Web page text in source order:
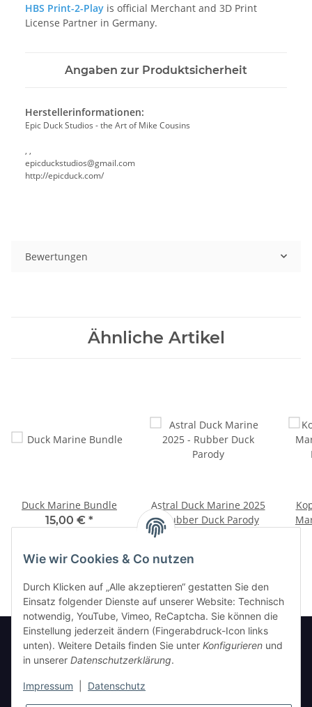
HBS Print-2-Play is official Merchant and 3D Print
License Partner in Germany.
Angaben zur Produktsicherheit
Herstellerinformationen:
Epic Duck Studios - the Art of Mike Cousins
, ,
epicduckstudios@gmail.com
http://epicduck.com/
Bewertungen
Ähnliche Artikel
Duck Marine Bundle
15,00 € *
Astral Duck Marine 2025
- Rubber Duck Parody
Informationen
Wie wir Cookies & Co nutzen
Durch Klicken auf „Alle akzeptieren“ gestatten Sie den
Einsatz folgender Dienste auf unserer Website: Technisch
notwendig, YouTube, Vimeo, ReCaptcha. Sie können die
Einstellung jederzeit ändern (Fingerabdruck-Icon links
unten). Weitere Details finden Sie unter Konfigurieren und
in unserer Datenschutzerklärung.
Impressum Datenschutz